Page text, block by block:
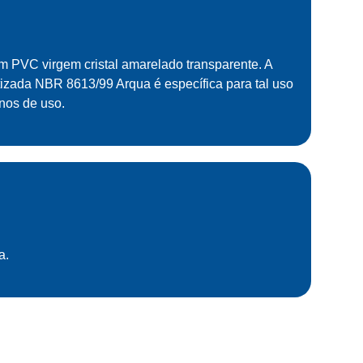
PVC virgem cristal amarelado transparente. A
NBR 8613/99 Arqua é específica para tal uso
de uso.